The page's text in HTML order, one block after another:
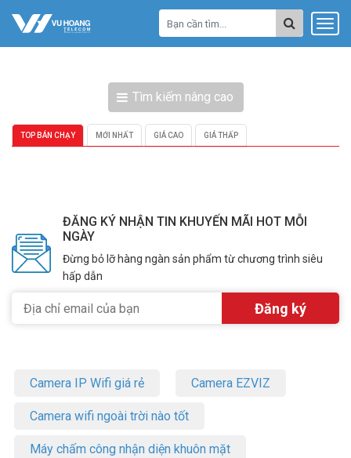
Tìm kiếm nâng cao
TOP BÁN CHẠY MỚI NHẤT GIÁ CAO GIÁ THẤP
ĐĂNG KÝ NHẬN TIN KHUYẾN MÃI HOT MỖI
NGÀY
Đừng bỏ lỡ hàng ngàn sản phẩm từ chương trình siêu
hấp dẫn
Camera IP Wifi giá rẻ Camera EZVIZ
Camera wifi ngoài trời nào tốt
Máy chấm công nhận diện khuôn mặt